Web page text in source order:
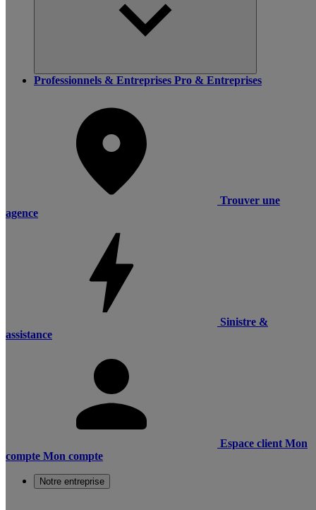
Professionnels & Entreprises Pro & Entreprises
Trouver une
agence
Sinistre &
assistance
Espace client Mon
compte Mon compte
Notre entreprise